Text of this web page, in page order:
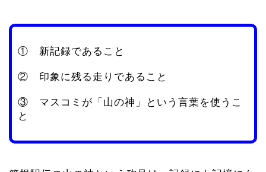
① 新記録であること
② 印象に残る走りであること
③ マスコミが「山の神」という言葉を使うこ
と